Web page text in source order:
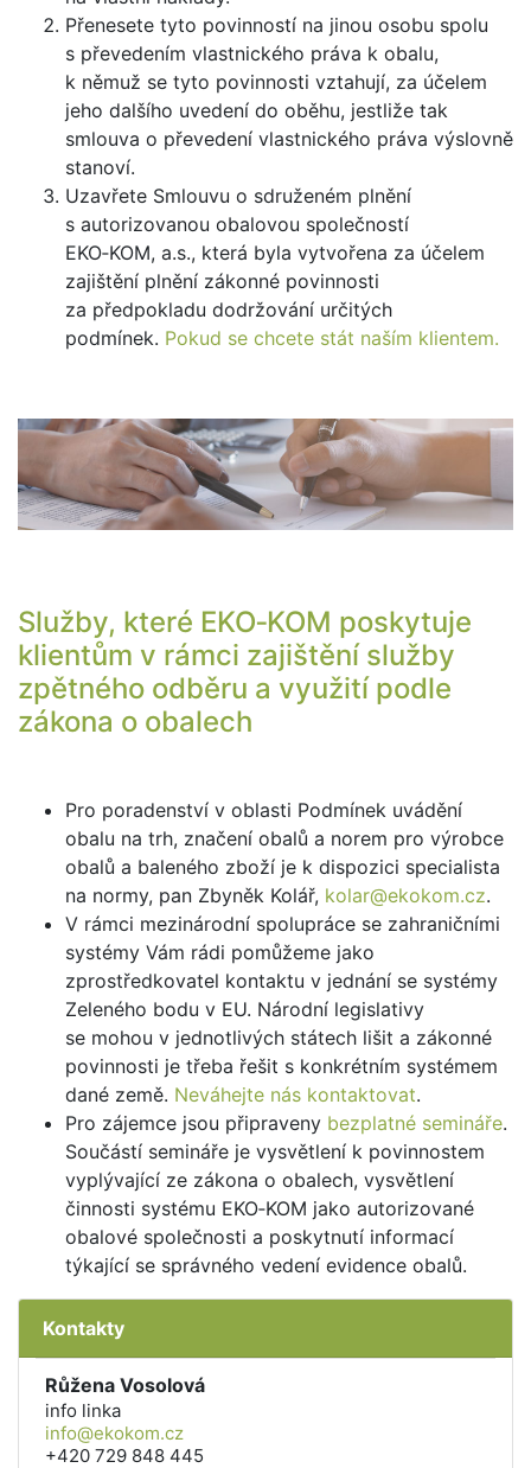
Přenesete tyto povinností na jinou osobu spolu
s převedením vlastnického práva k obalu,
k němuž se tyto povinnosti vztahují, za účelem
jeho dalšího uvedení do oběhu, jestliže tak
smlouva o převedení vlastnického práva výslovně
stanoví.
Uzavřete Smlouvu o sdruženém plnění
s autorizovanou obalovou společností
EKO‑KOM, a.s., která byla vytvořena za účelem
zajištění plnění zákonné povinnosti
za předpokladu dodržování určitých
podmínek. Pokud se chcete stát naším klientem.
Služby, které EKO‑KOM poskytuje
klientům v rámci zajištění služby
zpětného odběru a využití podle
zákona o obalech
Pro poradenství v oblasti Podmínek uvádění
obalu na trh, značení obalů a norem pro výrobce
obalů a baleného zboží je k dispozici specialista
na normy, pan Zbyněk Kolář, kolar@ekokom.cz.
V rámci mezinárodní spolupráce se zahraničními
systémy Vám rádi pomůžeme jako
zprostředkovatel kontaktu v jednání se systémy
Zeleného bodu v EU. Národní legislativy
se mohou v jednotlivých státech lišit a zákonné
povinnosti je třeba řešit s konkrétním systémem
dané země. Neváhejte nás kontaktovat.
Pro zájemce jsou připraveny bezplatné semináře.
Součástí semináře je vysvětlení k povinnostem
vyplývající ze zákona o obalech, vysvětlení
činnosti systému EKO‑KOM jako autorizované
obalové společnosti a poskytnutí informací
týkající se správného vedení evidence obalů.
Kontakty
Růžena Vosolová
info linka
info@ekokom.cz
+420 729 848 445